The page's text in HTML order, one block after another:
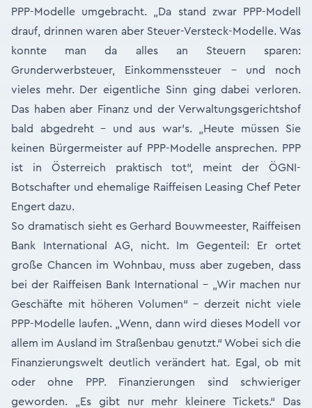
PPP-Modelle umgebracht. „Da stand zwar PPP-Modell
drauf, drinnen waren aber Steuer-Versteck-Modelle. Was
konnte man da alles an Steuern sparen:
Grunderwerbsteuer, Einkommenssteuer – und noch
vieles mehr. Der eigentliche Sinn ging dabei verloren.
Das haben aber Finanz und der Verwaltungsgerichtshof
bald abgedreht – und aus war’s. „Heute müssen Sie
keinen Bürgermeister auf PPP-Modelle ansprechen. PPP
ist in Österreich praktisch tot“, meint der ÖGNI-
Botschafter und ehemalige Raiffeisen Leasing Chef Peter
Engert dazu.
So dramatisch sieht es Gerhard Bouwmeester, Raiffeisen
Bank International AG, nicht. Im Gegenteil: Er ortet
große Chancen im Wohnbau, muss aber zugeben, dass
bei der Raiffeisen Bank International – „Wir machen nur
Geschäfte mit höheren Volumen“ – derzeit nicht viele
PPP-Modelle laufen. „Wenn, dann wird dieses Modell vor
allem im Ausland im Straßenbau genutzt.“ Wobei sich die
Finanzierungswelt deutlich verändert hat. Egal, ob mit
oder ohne PPP. Finanzierungen sind schwieriger
geworden. „Es gibt nur mehr kleinere Tickets.“ Das